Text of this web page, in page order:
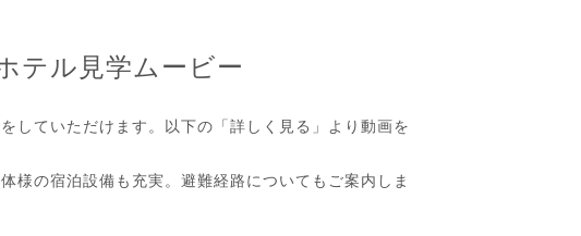
テル見学ムービー
していただけます。以下の「詳しく見る」より動画を
体様の宿泊設備も充実。避難経路についてもご案内しま